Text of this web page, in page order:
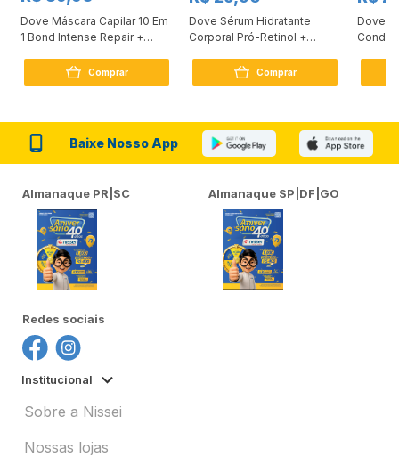
Dove Máscara Capilar 10 Em
1 Bond Intense Repair +
Comprar
Dove Sérum Hidratante
Corporal Pró-Retinol +
Comprar
Dove
Baixe Nosso App
Almanaque PR|SC Almanaque SP|DF|GO
Redes sociais
Institucional
Sobre a Nissei
Nossas lojas